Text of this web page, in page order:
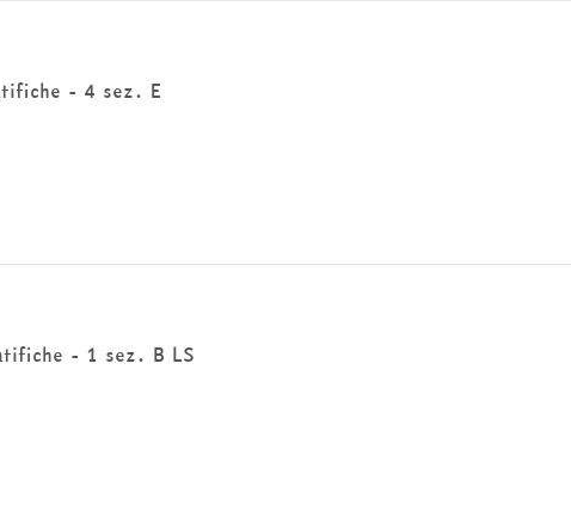
- 4 sez. E
- 1 sez. B LS